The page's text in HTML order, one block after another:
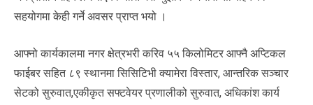
सहयोगमा केही गर्ने अवसर प्राप्त भयो ।
आफ्नो कार्यकालमा नगर क्षेत्रभरी करिव ५५ किलोमिटर आफ्नै अप्टिकल
फाईबर सहित ८९ स्थानमा सिसिटिभी क्यामेरा विस्तार, आन्तरिक सञ्चार
सेटको सुरुवात,एकीकृत सफ्टवेयर प्रणालीको सुरुवात, अधिकांश कार्य